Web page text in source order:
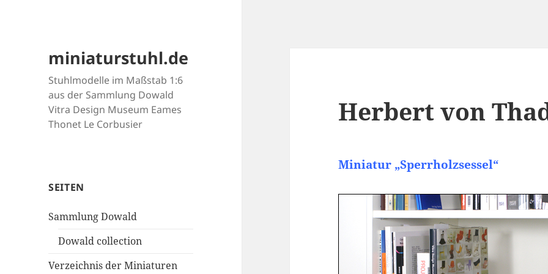
miniaturstuhl.de
Stuhlmodelle im Maßstab 1:6
aus der Sammlung Dowald
Vitra Design Museum Eames
Thonet Le Corbusier
SEITEN
Sammlung Dowald
Dowald collection
Verzeichnis der Miniaturen
Herbert von
Miniatur „Sperrholzsessel“